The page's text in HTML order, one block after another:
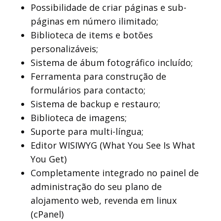
Possibilidade de criar páginas e sub-
páginas em número ilimitado;
Biblioteca de items e botões
personalizáveis;
Sistema de ábum fotográfico incluído;
Ferramenta para construção de
formulários para contacto;
Sistema de backup e restauro;
Biblioteca de imagens;
Suporte para multi-língua;
Editor WISIWYG (What You See Is What
You Get)
Completamente integrado no painel de
administração do seu plano de
alojamento web, revenda em linux
(cPanel)